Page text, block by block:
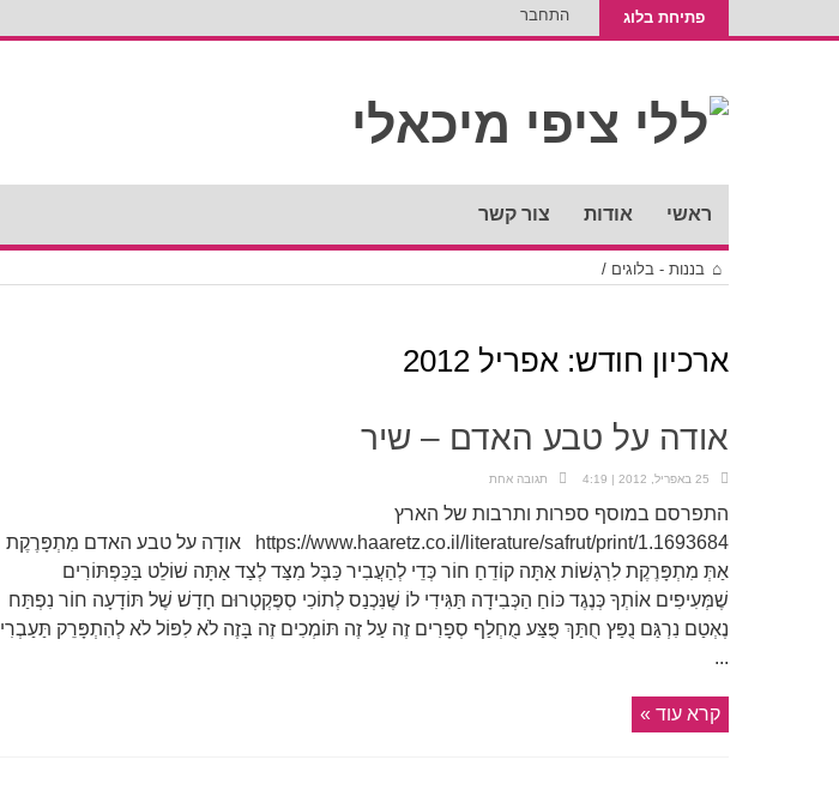
פתיחת בלוג התחבר
ראשי אודות צור קשר
בננות - בלוגים /
ארכיון חודש: אפריל 2012
אודה על טבע האדם – שיר
25 באפריל, 2012 | 4:19 תגובה אחת
התפרסם במוסף ספרות ותרבות של הארץ
https://www.haaretz.co.il/literature/safrut/print/1.1693684 אודָה על טבע האדם מִתְפָּרֶקֶת
אַתְּ מִתְפָּרֶקֶת לִרְגָשׁוֹת אַתָּה קוֹדֵחַ חוֹר כְּדֵי לְהַעֲבִיר כַּבֶּל מִצַּד לְצַד אַתָּה שׁוֹלֵט בַּכַּפְתּוֹרִים
שֶׁמְּעִיפִים אוֹתְךָ כְּנֶגֶד כּוֹחַ הַכְּבִידָה תַּגִּידִי לוֹ שֶׁנִּכְנַס לְתוֹכִי סְפֶּקְטְרוּם חָדָשׁ שֶׁל תּוֹדָעָה חוֹר נִפְתַּח
נֶאְטַם נִרְגַּם נֻפַּץ חֻתַּךְ פֻּצַּע מֻחְלַף סְפָרִים זֶה עַל זֶה תּוֹמְכִים זֶה בָּזֶה לֹא לִפּוֹל לֹא לְהִתְפָּרֵק תַּעַבְרִי
...
קרא עוד »